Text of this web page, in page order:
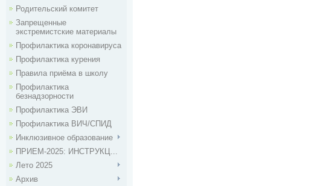
Родительский комитет
Запрещенные
экстремистские материалы
Профилактика коронавируса
Профилактика курения
Правила приёма в школу
Профилактика
безнадзорности
Профилактика ЭВИ
Профилактика ВИЧ/СПИД
Инклюзивное образование
ПРИЕМ-2025: ИНСТРУКЦ...
Лето 2025
Архив